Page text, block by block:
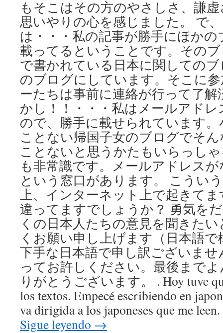
もそこはその方のやさしさ、謙
思いやりの心を感じました。 で
は・・・私の記事が勝手にほか
載ってるということです。その
で書かれている日本に関しての
のブログにしています。そこに
ーたちは事前に連絡が行って了
かし！！・・・私はメールアド
ので、勝手に載せられています
ことない帰国子女のブログでそ
ことないと思うかたもいらっし
も非常識です。メールアドレス
という窓口があります。 こうい
上、インターネット上で起きて
違ってますでしょうか？ 勇気を
くの日本人たちの意見を聞きた
くお願い申し上げます（日本語
下手な日本語で申し訳ございま
ってお許しください。最後まで
りがとうございます。 . Hoy tuve
los textos. Empecé escribiendo en
va dirigida a los japoneses que me
Sigue leyendo →